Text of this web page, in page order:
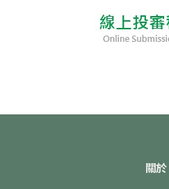
關於